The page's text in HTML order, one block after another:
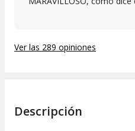
Ver las 289 opiniones
Descripción